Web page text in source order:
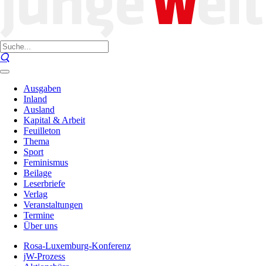
Ausgaben
Inland
Ausland
Kapital & Arbeit
Feuilleton
Thema
Sport
Feminismus
Beilage
Leserbriefe
Verlag
Veranstaltungen
Termine
Über uns
Rosa-Luxemburg-Konferenz
jW-Prozess